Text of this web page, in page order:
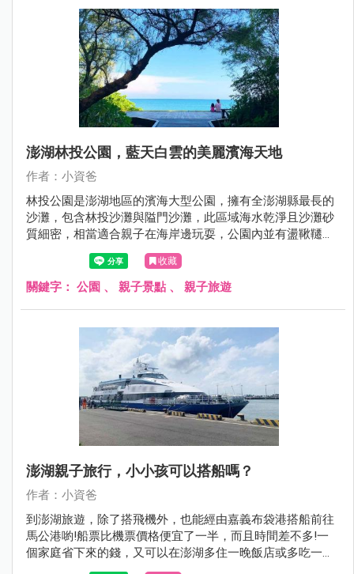
澎湖林投公園，藍天白雲的美麗濱海天地
作者：小資爸
林投公園是澎湖地區的濱海大型公園，擁有全澎湖縣最長的
沙灘，包含林投沙灘與隘門沙灘，此區域海水乾淨且沙灘砂
質細密，相當適合親子在海岸邊玩耍，公園內並有盪鞦韆與
磨石子溜滑梯等遊具，絕對是到澎湖旅遊必須要排入的親子
景點，現在就跟著小資爸一起來看看澎湖縣林投公園吧!
收藏
關鍵字： 公園 、 親子景點 、 親子旅遊
澎湖親子旅行，小小孩可以搭船嗎？
作者：小資爸
到澎湖旅遊，除了搭飛機外，也能經由嘉義布袋港搭船前往
馬公港喲!船票比機票價格便宜了一半，而且時間差不多!一
個家庭省下來的錢，又可以在澎湖多住一晚飯店或多吃一餐
海鮮!這次小資爸分別搭乘凱旋三號及太吉之星往返嘉義與澎